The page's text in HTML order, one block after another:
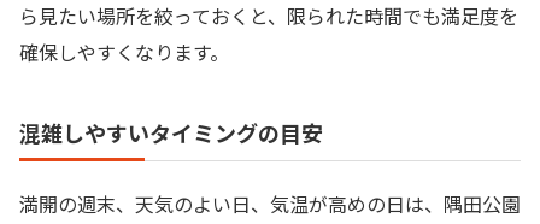
ら見たい場所を絞っておくと、限られた時間でも満足度を
確保しやすくなります。
混雑しやすいタイミングの目安
満開の週末、天気のよい日、気温が高めの日は、隅田公園